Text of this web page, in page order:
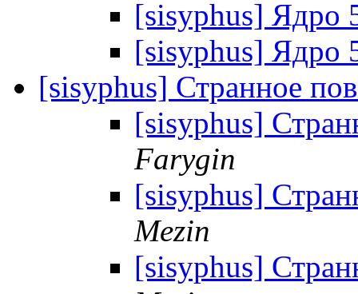
[sisyphus] Ядро
[sisyphus] Ядро
[sisyphus] Странное
[sisyphus]
Farygin
[sisyphus]
Mezin
[sisyphus]